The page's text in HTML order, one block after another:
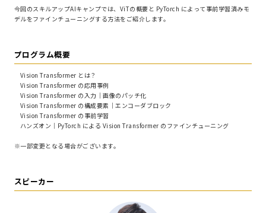
今回のスキルアップAIキャンプでは、ViTの概要と PyTorch によって事前学習済みモ
デルをファインチューニングする方法をご紹介します。
プログラム概要
Vision Transformer とは？
Vision Transformer の応用事例
Vision Transformer の入力｜画像のパッチ化
Vision Transformer の構成要素｜エンコーダブロック
Vision Transformer の事前学習
ハンズオン｜PyTorch による Vision Transformer のファインチューニング
※一部変更となる場合がございます。
スピーカー